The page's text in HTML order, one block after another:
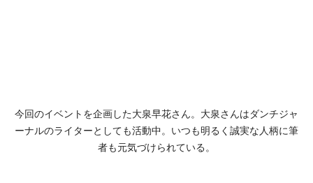
今回のイベントを企画した大泉早花さん。大泉さんはダンチジャ
ーナルのライターとしても活動中。いつも明るく誠実な人柄に筆
者も元気づけられている。